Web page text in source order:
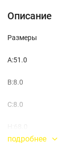
Описание
Размеры
A:51.0
B:8.0
C:8.0
подробнее